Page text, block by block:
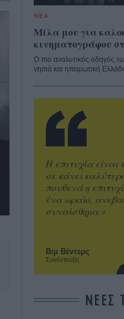
ΝΕΑ
Μίλα μου για
κινηματογράφου
Ο πιο αναλυτικός οδηγός
νησιά και ηπειρωτική
Βιμ Βέντερς
Συνέντευξη
Η επιτυχία είναι
σε κάνει
πουθενά η
ένα ωραίο,
συναίσθημα.»
ΝΕΕΣ